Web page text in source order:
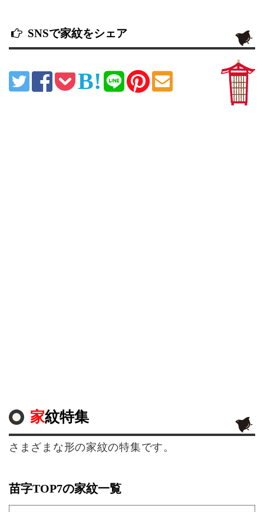
SNSで家紋をシェア
家紋特集
さまざまな形の家紋の特集です。
苗字TOP7の家紋一覧